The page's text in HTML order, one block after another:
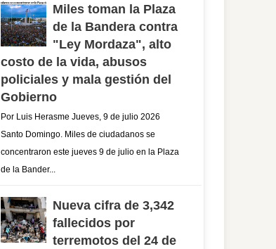
Miles toman la Plaza
de la Bandera contra
"Ley Mordaza", alto
costo de la vida, abusos
policiales y mala gestión del
Gobierno
Por Luis Herasme Jueves, 9 de julio 2026
Santo Domingo. Miles de ciudadanos se
concentraron este jueves 9 de julio en la Plaza
de la Bander...
Nueva cifra de 3,342
fallecidos por
terremotos del 24 de